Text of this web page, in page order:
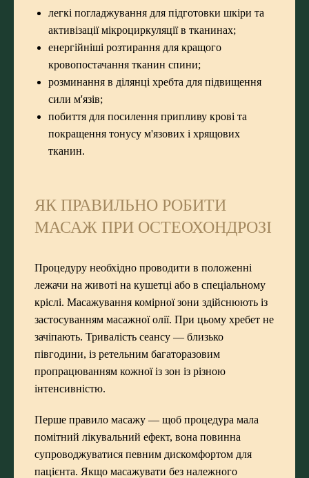
легкі погладжування для підготовки шкіри та
активізації мікроциркуляції в тканинах;
енергійніші розтирання для кращого
кровопостачання тканин спини;
розминання в ділянці хребта для підвищення
сили м'язів;
побиття для посилення припливу крові та
покращення тонусу м'язових і хрящових
тканин.
ЯК ПРАВИЛЬНО РОБИТИ
МАСАЖ ПРИ ОСТЕОХОНДРОЗІ
Процедуру необхідно проводити в положенні
лежачи на животі на кушетці або в спеціальному
кріслі. Масажування комірної зони здійснюють із
застосуванням масажної олії. При цьому хребет не
зачіпають. Тривалість сеансу — близько
півгодини, із ретельним багаторазовим
пропрацюванням кожної із зон із різною
інтенсивністю.
Перше правило масажу — щоб процедура мала
помітний лікувальний ефект, вона повинна
супроводжуватися певним дискомфортом для
пацієнта. Якщо масажувати без належного